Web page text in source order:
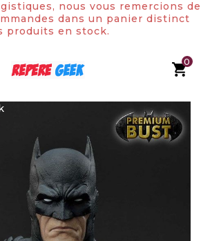
nous vous remercions de
dans un panier distinct
produits en stock.
0